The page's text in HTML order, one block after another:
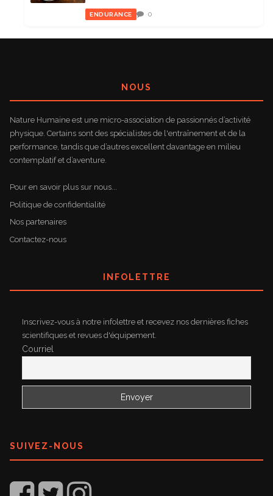
ENDURANCE 0
NOUS
Nature Humaine est une micro-association de passionnés d’activité
physique. Certains sont des spécialistes de l'entraînement et de la
performance, tandis que d’autres excellent davantage en milieu
contemplatif et d’aventure.
Pour en savoir plus sur nous...
Politique de confidentialité
Nos partenaires
Contactez-nous
INFOLETTRE
Inscrivez-vous à notre infolettre et recevez nos dernières fiches
scientifiques et revues d'équipement.
Courriel
SUIVEZ-NOUS